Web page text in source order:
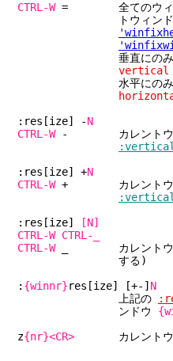
CTRL-W= 全てのウィンド
トウィンドウに
垂直にのみ同じにす
vertical
水平にのみ同じにす
:res[ize] -N
CTRL-W- カレントウィ
:res[ize] +N
CTRL-W+ カレントウィ
:res[ize]
[N]
CTRL-W CTRL-_
CTRL-W_ カレントウィ
する)
: {winnr}res[ize] [+-] N
上記の
ンドウ
z{nr}<CR> カレントウィ